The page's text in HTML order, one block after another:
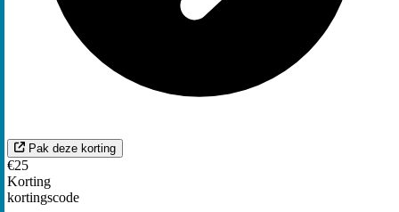
Pak deze korting
€25
Korting
kortingscode